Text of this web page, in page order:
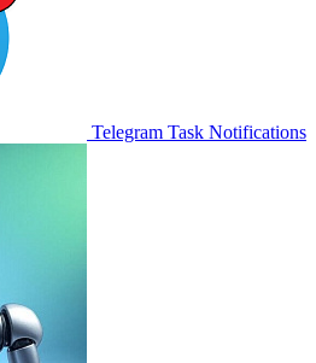
Telegram Task Notifications